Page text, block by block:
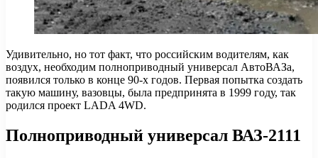
Удивительно, но тот факт, что российским водителям, как
воздух, необходим полноприводный универсал АвтоВАЗа,
появился только в конце 90-х годов. Первая попытка создать
такую машину, вазовцы, была предпринята в 1999 году, так
родился проект LADA 4WD.
Полноприводный универсал ВАЗ-2111